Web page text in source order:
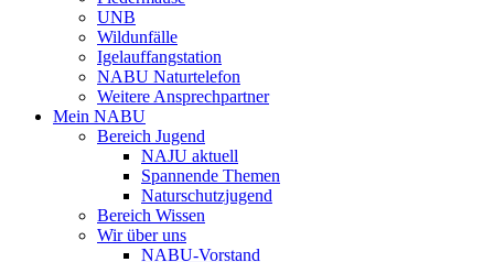
UNB
Wildunfälle
Igelauffangstation
NABU Naturtelefon
Weitere Ansprechpartner
Mein NABU
Bereich Jugend
NAJU aktuell
Spannende Themen
Naturschutzjugend
Bereich Wissen
Wir über uns
NABU-Vorstand